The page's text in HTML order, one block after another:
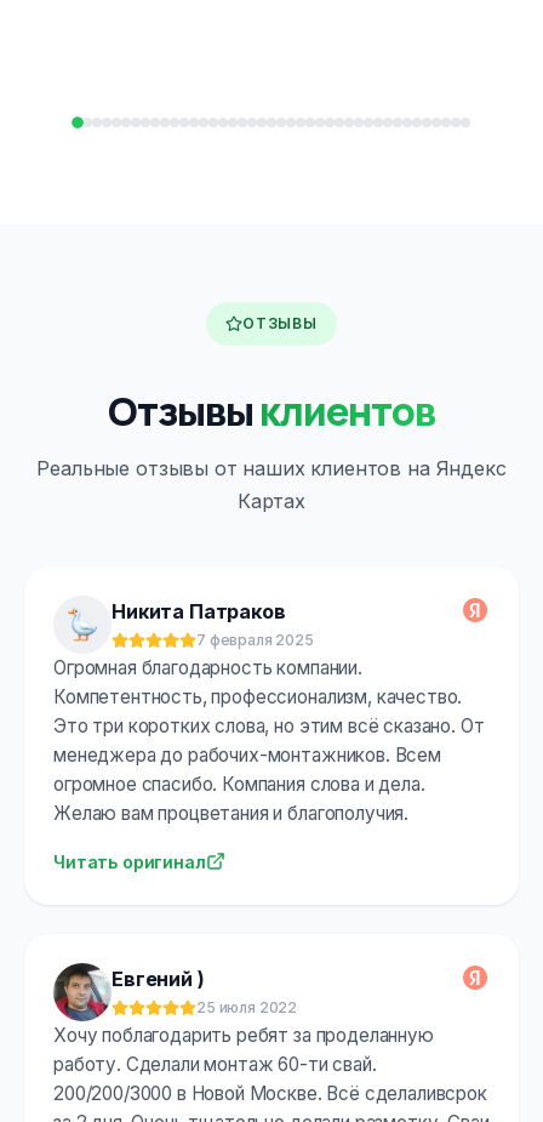
ОТЗЫВЫ
Отзывыклиентов
Реальные отзывы от наших клиентов на Яндекс
Картах
Никита Патраков
Оценка:5из 57 февраля 2025
Огромная благодарность компании.
Компетентность, профессионализм, качество.
Это три коротких слова, но этим всё сказано. От
менеджера до рабочих-монтажников. Всем
огромное спасибо. Компания слова и дела.
Желаю вам процветания и благополучия.
Читать оригинал
Евгений )
Оценка:5из 525 июля 2022
Хочу поблагодарить ребят за проделанную
работу. Сделали монтаж 60-ти свай.
200/200/3000 в Новой Москве. Всё сделаливсрок